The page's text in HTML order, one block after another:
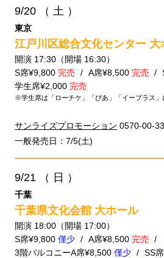
9/20 （ 土 ）
東京
江戸川区総合文化センター 大
開演 17:30（開場 16:30）
S席¥9,800 完売 A席¥8,500 完売
学生席¥2,000 完売
※学生席は「ローチケ」「ぴあ」「イープラス」
サンライズプロモーション 0570-00-
一般発売日：7/5(土)
9/21 （ 日 ）
千葉
千葉県文化会館 大ホール
開演 18:00（開場 17:00）
S席¥9,800 僅少 A席¥8,500 完売
3階バルコニーA席¥8,500 僅少 SS